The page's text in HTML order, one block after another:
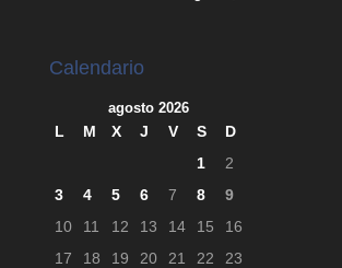
Calendario
agosto 2026
L M X J V S
D
1
2
3
4 5 6 7 8
9
10
11 12 13 14 15
16
17
18 19 20 21 22
23